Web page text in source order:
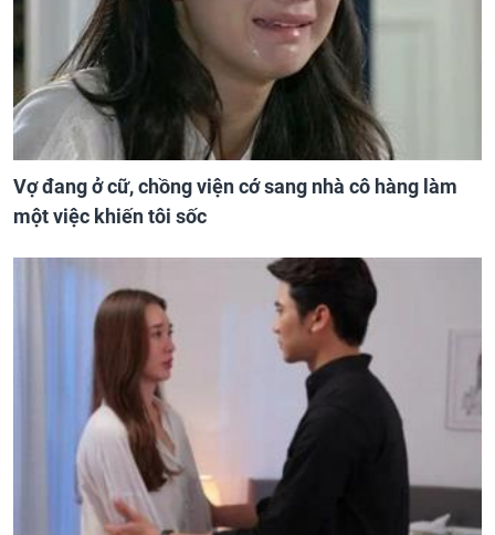
Vợ đang ở cữ, chồng viện cớ sang nhà cô hàng làm
một việc khiến tôi sốc